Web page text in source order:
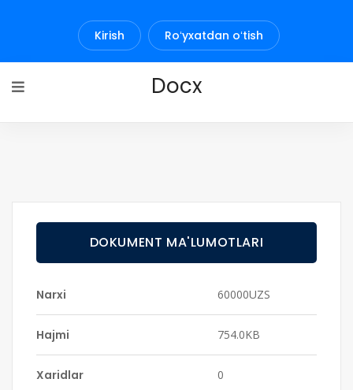
Kirish Roʻyxatdan oʻtish
Docx
DOKUMENT MA'LUMOTLARI
Narxi 60000UZS
Hajmi 754.0KB
Xaridlar 0